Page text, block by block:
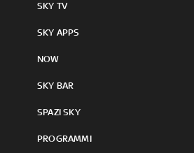
SKY TV
SKY APPS
NOW
SKY BAR
SPAZI SKY
PROGRAMMI